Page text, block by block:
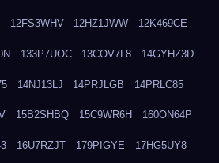
12FS3WHV 12HZ1JWW 12K469CE
133P7UOC 13COV7L8 14GYHZ3D
14NJ13LJ 14PRJLGB 14PRLC85
15B2SHBQ 15C9WR6H 160ON64P
16U7RZJT 179PIGYE 17HG5UY8